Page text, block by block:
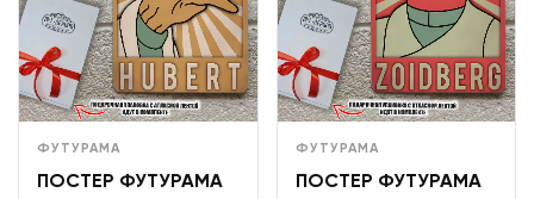
ФУТУРАМА
ПОСТЕР ФУТУРАМА
ФУТУРАМА
ПОСТЕР ФУТУРАМА